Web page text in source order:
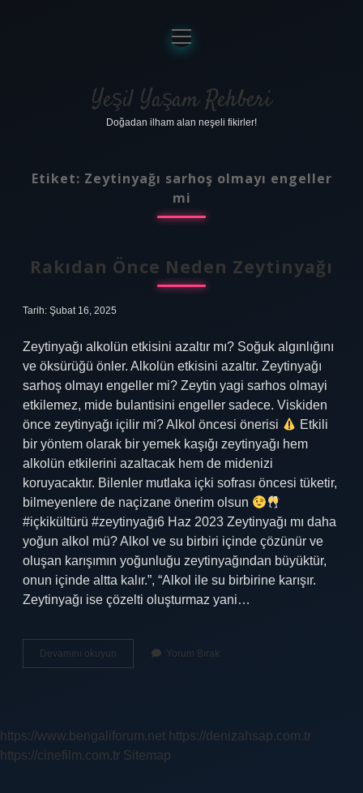
Anasayfa
Gizlilik Politikası
Yasal Uyarı
menüyü
aç
Yeşil Yaşam Rehberi
Doğadan ilham alan neşeli fikirler!
Etiket: Zeytinyağı sarhoş olmayı engeller
mi
Rakıdan Önce Neden Zeytinyağı
Tarih: Şubat 16, 2025
Zeytinyağı alkolün etkisini azaltır mı? Soğuk algınlığını
ve öksürüğü önler. Alkolün etkisini azaltır. Zeytinyağı
sarhoş olmayı engeller mi? Zeytin yagi sarhos olmayi
etkilemez, mide bulantisini engeller sadece. Viskiden
önce zeytinyağı içilir mi? Alkol öncesi önerisi
Etkili
bir yöntem olarak bir yemek kaşığı zeytinyağı hem
alkolün etkilerini azaltacak hem de midenizi
koruyacaktır. Bilenler mutlaka içki sofrası öncesi tüketir,
bilmeyenlere de naçizane önerim olsun
#içkikültürü #zeytinyağı6 Haz 2023 Zeytinyağı mı daha
yoğun alkol mü? Alkol ve su birbiri içinde çözünür ve
oluşan karışımın yoğunluğu zeytinyağından büyüktür,
onun içinde altta kalır.”, “Alkol ile su birbirine karışır.
Zeytinyağı ise çözelti oluşturmaz yani…
Devamını okuyun Rakıdan
Önce
Yorum Bırak
https://www.bengaliforum.net https://denizahsap.com.tr
https://cinefilm.com.tr Sitemap